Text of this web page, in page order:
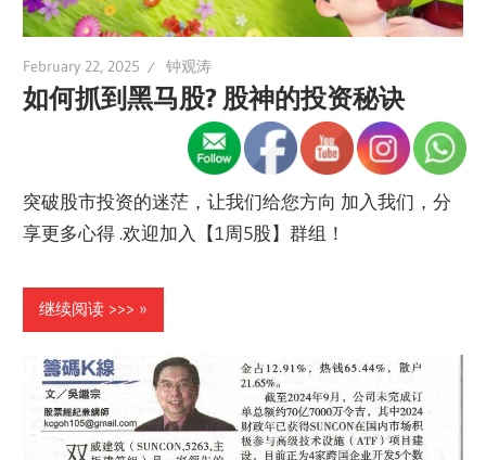
February 22, 2025 钟观涛
如何抓到黑马股? 股神的投资秘诀
突破股市投资的迷茫，让我们给您方向 加入我们，分
享更多心得 .欢迎加入【1周5股】群组！
继续阅读 >>>